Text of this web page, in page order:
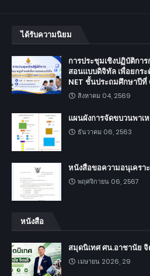
ได้รับความนิยม
การประชุมเชิงปฏิบัติกา
สอนแบบดิจิทัล เพื่อยกร
NET ชั้นประถมศึกษาปีที่
สิงหาคม 04, 2569
แผนผังการจัดขบวนพาเ
ธันวาคม 06, 2563
หนังสือขอความอนุเครา
พฤศจิกายน 06, 2567
หนังสือ
สมุดนิเทศ ศน.อาชานัย จิ
เมษายน 2026, 29